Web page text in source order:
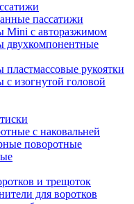
пассатижи
Mini с авторазжимом
двухкомпонентные
пластмассовые рукоятки
с изогнутой головой
с наковальней
поворотные
и трещоток
для воротков